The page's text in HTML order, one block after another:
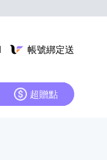
帳號綁定送
超贈點